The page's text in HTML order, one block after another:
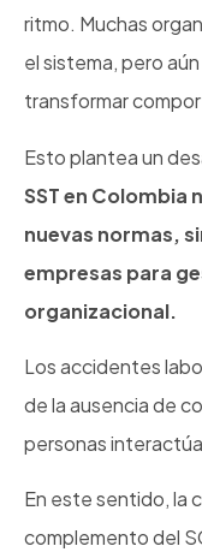
ritmo. Muchas
el sistema, pero
transformar
Esto plantea un
SST en Colombia
nuevas normas,
empresas para
organizacional.
Los accidentes
de la ausencia de
personas
En este sentido, la
complemento del